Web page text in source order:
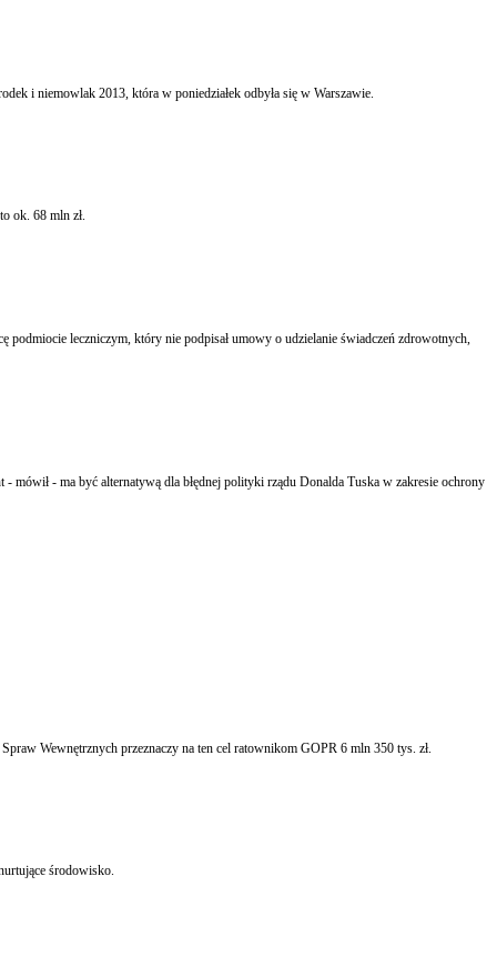
Nadal spada umieralność niemowląt w naszym kraju. W 2012 r. zgodnie z prognozą najprawdopodobniej zmniejszyła się ona do zaledwie 4,6 promili poinformowano na konferencji Noworodek i niemowlak 2013, która w poniedziałek odbyła się w Warszawie.
ok. 68 mln zł.
leczniczym, który nie podpisał umowy o udzielanie świadczeń zdrowotnych,
Wewnętrznych przeznaczy na ten cel ratownikom GOPR 6 mln 350 tys. zł.
środowisko.